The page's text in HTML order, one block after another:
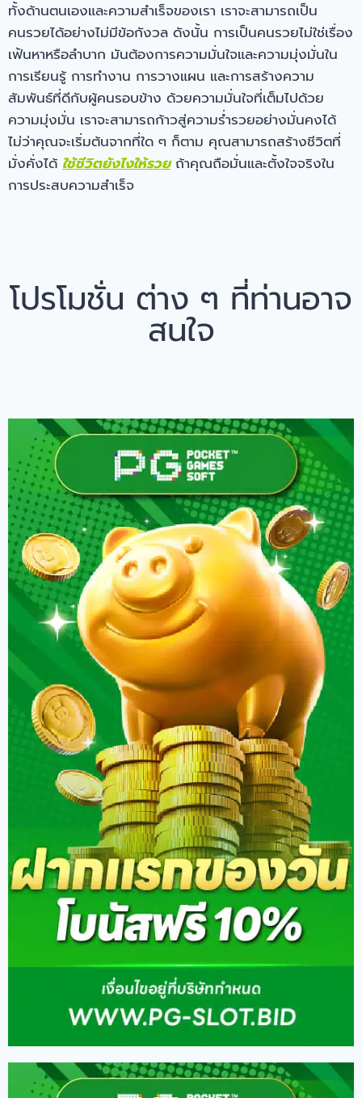
ทั้งด้านตนเองและความสำเร็จของเรา เราจะสามารถเป็น
คนรวยได้อย่างไม่มีข้อกังวล ดังนั้น การเป็นคนรวยไม่ใช่เรื่อง
เฟ้นหาหรือลำบาก มันต้องการความมั่นใจและความมุ่งมั่นใน
การเรียนรู้ การทำงาน การวางแผน และการสร้างความ
สัมพันธ์ที่ดีกับผู้คนรอบข้าง ด้วยความมั่นใจที่เต็มไปด้วย
ความมุ่งมั่น เราจะสามารถก้าวสู่ความร่ำรวยอย่างมั่นคงได้
ไม่ว่าคุณจะเริ่มต้นจากที่ใด ๆ ก็ตาม คุณสามารถสร้างชีวิตที่
มั่งคั่งได้ ใช้ชีวิตยังไงให้รวยถ้าคุณถือมั่นและตั้งใจจริงใน
การประสบความสำเร็จ
โปรโมชั่น ต่าง ๆ ที่ท่านอาจ
สนใจ